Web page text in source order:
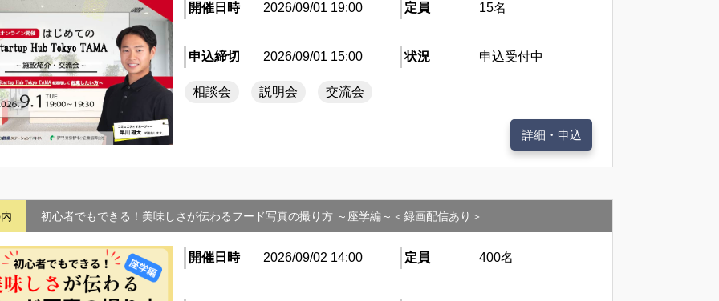
開催日時 2026/09/01 19:00 定員 15名
申込締切 2026/09/01 15:00 状況 申込受付中
相談会 説明会 交流会
詳細・申込
初心者でもできる！美味しさが伝わるフード写真の撮り方 ～座学編～＜録画配信あり＞
開催日時 2026/09/02 14:00 定員 400名